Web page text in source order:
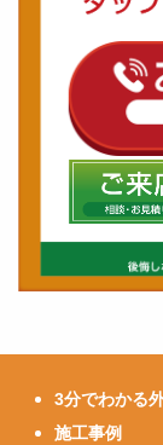
3分でわかる
施工事例